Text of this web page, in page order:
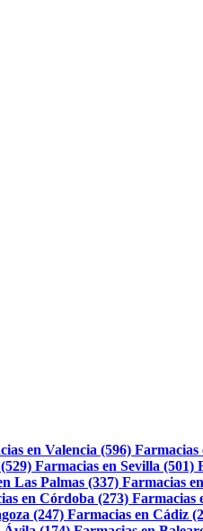
en Valencia (596) Farmacias
Farmacias en Sevilla (501)
Las Palmas (337) Farmacias
en Córdoba (273) Farmacias
(247) Farmacias en Cádiz